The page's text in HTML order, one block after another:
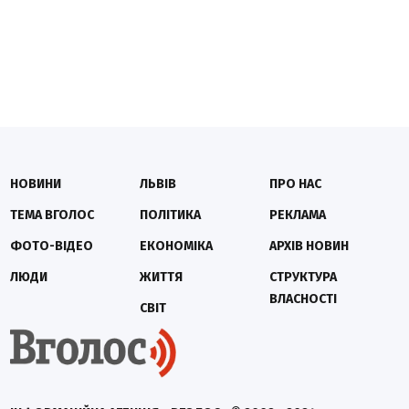
НОВИНИ
ТЕМА ВГОЛОС
ФОТО-ВІДЕО
ЛЮДИ
ЛЬВІВ
ПОЛІТИКА
ЕКОНОМІКА
ЖИТТЯ
СВІТ
ПРО НАС
РЕКЛАМА
АРХІВ НОВИН
СТРУКТУРА
ВЛАСНОСТІ